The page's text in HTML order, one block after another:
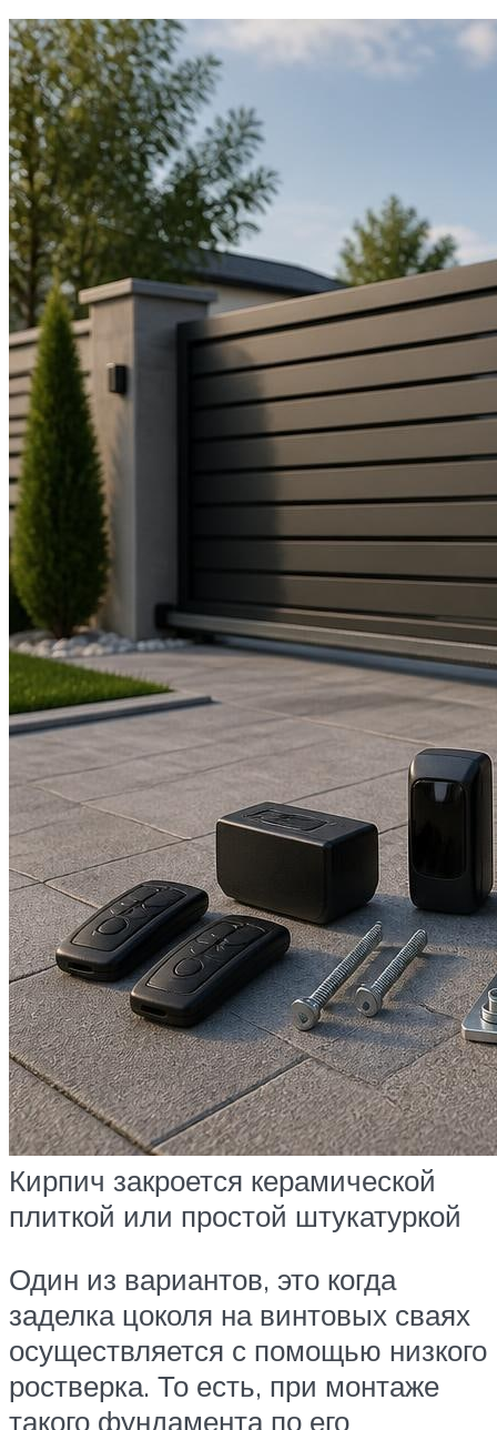
Кирпич закроется керамической
плиткой или простой штукатуркой
Один из вариантов, это когда
заделка цоколя на винтовых сваях
осуществляется с помощью низкого
ростверка. То есть, при монтаже
такого фундамента по его